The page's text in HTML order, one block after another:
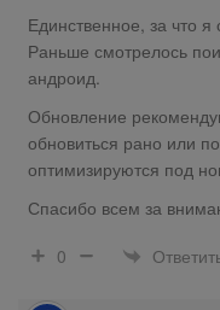
Единственное, за что я
Раньше смотрелось
андроид.
Обновление
обновиться рано или
оптимизируются под
Спасибо всем за
0